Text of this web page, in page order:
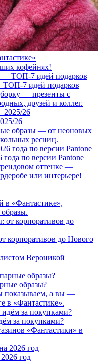
кофейнях!
7 идей подарков
— презенты с
друзей и коллег.
26
образы — от неоновых
ресниц.
по версии Pantone
оттенке —
или интерьере!
в «Фантастике»,
корпоративов до Нового
Вероникой
образы?
показываем, а вы —
в «Фантастике».
за покупками?
«Фантастики» в
год